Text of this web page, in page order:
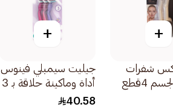
+
شفرات
4قطع
+
جيليت سيمبلي فينوس
أداة وماكينة حلاقة بـ 3
شفرات ناعمة 3قطعة
40.58